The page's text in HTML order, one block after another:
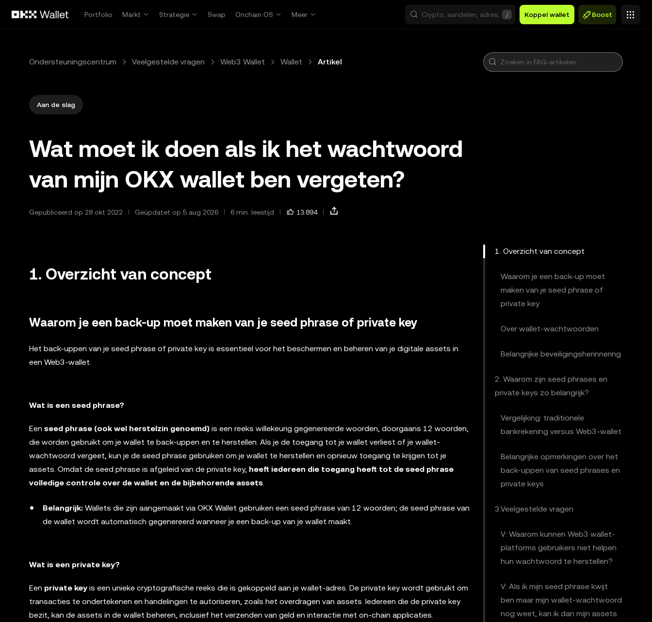
Portfolio
Markt Strategie Swap Onchain OS Meer / Koppel wallet Boost
Ondersteuningscentrum Veelgestelde vragen Web3 Wallet Wallet Artikel
Aan de slag
Wat moet ik doen als ik het wachtwoord
van mijn OKX wallet ben vergeten?
Gepubliceerd op 28 okt 2022 Geüpdatet op 5 aug 2026 6 min. leestijd 13.894
1. Overzicht van concept
Waarom je een back-up moet maken van je seed phrase of private key
Het back-uppen van je seed phrase of private key is essentieel voor het beschermen en beheren van je digitale assets in
een Web3-wallet.
Wat is een seed phrase?
Een seed phrase (ook wel herstelzin genoemd) is een reeks willekeurig gegenereerde woorden, doorgaans 12 woorden,
die worden gebruikt om je wallet te back-uppen en te herstellen. Als je de toegang tot je wallet verliest of je wallet-
wachtwoord vergeet, kun je de seed phrase gebruiken om je wallet te herstellen en opnieuw toegang te krijgen tot je
assets. Omdat de seed phrase is afgeleid van de private key, heeft iedereen die toegang heeft tot de seed phrase
volledige controle over de wallet en de bijbehorende assets.
Belangrijk: Wallets die zijn aangemaakt via OKX Wallet gebruiken een seed phrase van 12 woorden; de seed phrase van
de wallet wordt automatisch gegenereerd wanneer je een back-up van je wallet maakt.
Wat is een private key?
Een private key is een unieke cryptografische reeks die is gekoppeld aan je wallet-adres. De private key wordt gebruikt om
transacties te ondertekenen en handelingen te autoriseren, zoals het overdragen van assets. Iedereen die de private key
bezit, kan de assets in de wallet beheren, inclusief het verzenden van geld en interactie met on-chain applicaties.
1. Overzicht van concept
Waarom je een back-up moet
maken van je seed phrase of
private key
Over wallet-wachtwoorden
Belangrijke beveiligingsherinnering
2. Waarom zijn seed phrases en
private keys zo belangrijk?
Vergelijking: traditionele
bankrekening versus Web3-wallet
Belangrijke opmerkingen over het
back-uppen van seed phrases en
private keys
3.Veelgestelde vragen
V: Waarom kunnen Web3 wallet-
platforms gebruikers niet helpen
hun wachtwoord te herstellen?
V: Als ik mijn seed phrase kwijt
ben maar mijn wallet-wachtwoord
nog weet, kan ik dan mijn assets